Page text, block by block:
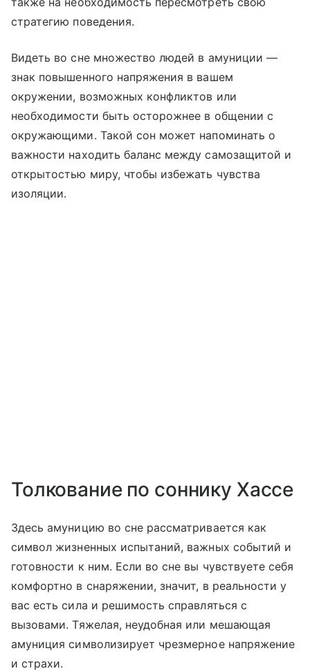
стратегию поведения.
Видеть во сне множество людей в амуниции —
знак повышенного напряжения в вашем
окружении, возможных конфликтов или
необходимости быть осторожнее в общении с
окружающими. Такой сон может напоминать о
важности находить баланс между самозащитой и
открытостью миру, чтобы избежать чувства
изоляции.
Толкование по соннику Хассе
Здесь амуницию во сне рассматривается как
символ жизненных испытаний, важных событий и
готовности к ним. Если во сне вы чувствуете себя
комфортно в снаряжении, значит, в реальности у
вас есть сила и решимость справляться с
вызовами. Тяжелая, неудобная или мешающая
амуниция символизирует чрезмерное напряжение
и страхи.